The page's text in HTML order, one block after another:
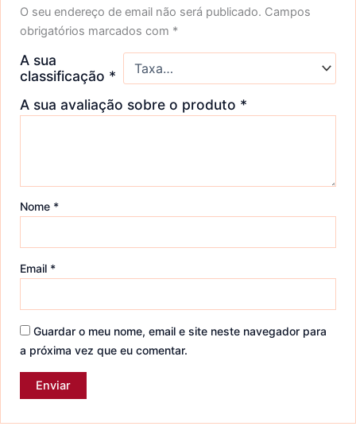
O seu endereço de email não será publicado. Campos
obrigatórios marcados com *
A sua
classificação *
A sua avaliação sobre o produto *
Nome *
Email *
Guardar o meu nome, email e site neste navegador para
a próxima vez que eu comentar.